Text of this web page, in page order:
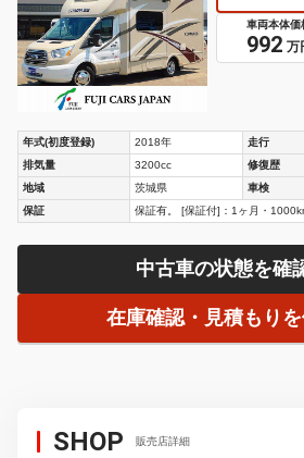
車両本体価
992 万
年式(初度登録) 2018年 走行
排気量
3200cc 修復歴
地域
茨城県 車検
保証
保証有。 [保証付]：1ヶ月・
中古車の状態を確
在庫確認・見積もり
SHOP 販売店詳細